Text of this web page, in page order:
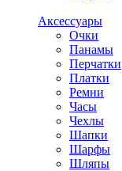
Аксессуары
Очки
Панамы
Перчатки
Платки
Ремни
Часы
Чехлы
Шапки
Шарфы
Шляпы